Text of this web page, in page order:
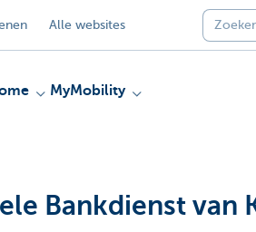
Alle websites
MyMobility
Bankdienst van